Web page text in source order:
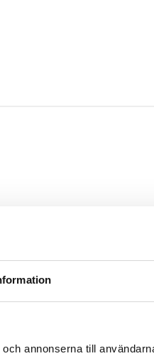
annonserna till
för exakta tvättråd.